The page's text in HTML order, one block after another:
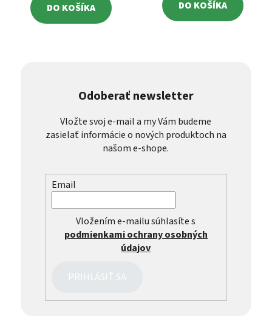
DO KOŠÍKA DO KOŠÍKA
Odoberať newsletter
Vložte svoj e-mail a my Vám budeme
zasielať informácie o nových produktoch na
našom e-shope.
Email
Vložením e-mailu súhlasíte s
podmienkami ochrany osobných
údajov
PRIHLÁSIŤ SA